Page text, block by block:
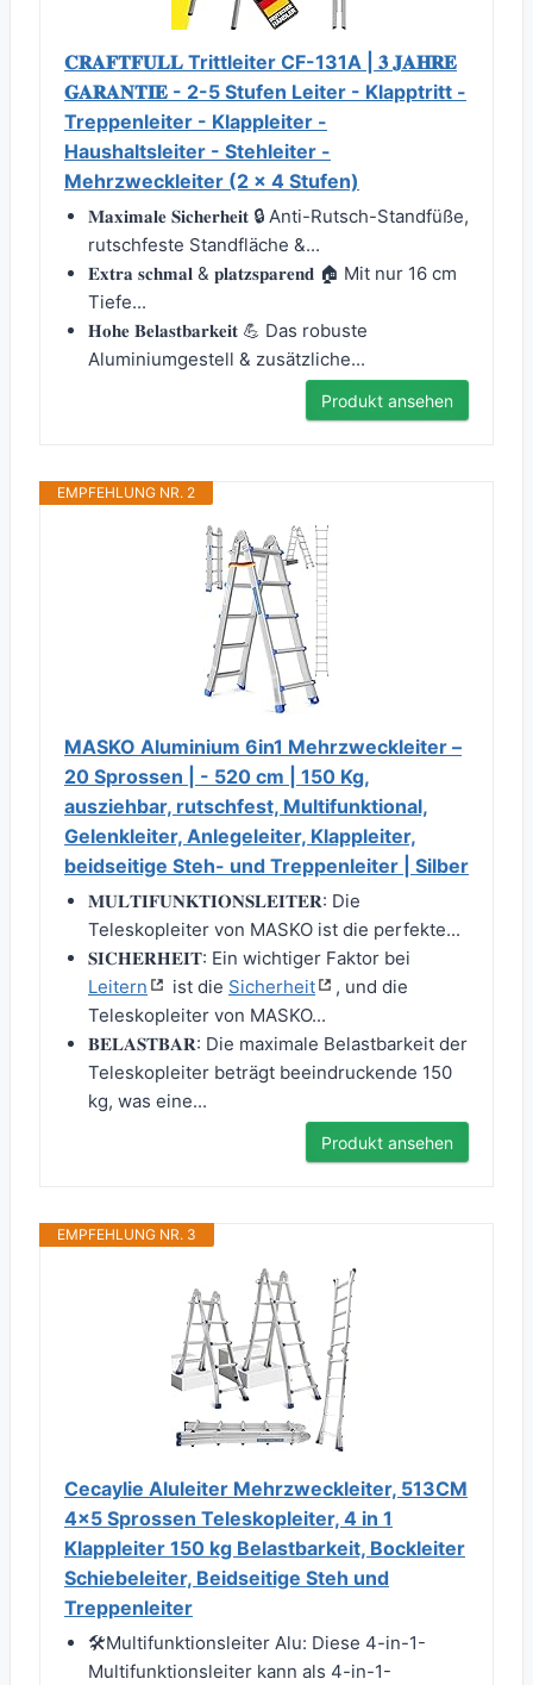
𝐂𝐑𝐀𝐅𝐓𝐅𝐔𝐋𝐋 Trittleiter CF-131A | 𝟑 𝐉𝐀𝐇𝐑𝐄
𝐆𝐀𝐑𝐀𝐍𝐓𝐈𝐄 - 2-5 Stufen Leiter - Klapptritt -
Treppenleiter - Klappleiter -
Haushaltsleiter - Stehleiter -
Mehrzweckleiter (2 x 4 Stufen)
𝐌𝐚𝐱𝐢𝐦𝐚𝐥𝐞 𝐒𝐢𝐜𝐡𝐞𝐫𝐡𝐞𝐢𝐭 🔒 Anti-Rutsch-Standfüße,
rutschfeste Standfläche &...
𝐄𝐱𝐭𝐫𝐚 𝐬𝐜𝐡𝐦𝐚𝐥 & 𝐩𝐥𝐚𝐭𝐳𝐬𝐩𝐚𝐫𝐞𝐧𝐝 🏠 Mit nur 16 cm
Tiefe...
𝐇𝐨𝐡𝐞 𝐁𝐞𝐥𝐚𝐬𝐭𝐛𝐚𝐫𝐤𝐞𝐢𝐭 💪 Das robuste
Aluminiumgestell & zusätzliche...
Produkt ansehen
EMPFEHLUNG NR. 2
MASKO Aluminium 6in1 Mehrzweckleiter –
20 Sprossen | - 520 cm | 150 Kg,
ausziehbar, rutschfest, Multifunktional,
Gelenkleiter, Anlegeleiter, Klappleiter,
beidseitige Steh- und Treppenleiter | Silber
𝐌𝐔𝐋𝐓𝐈𝐅𝐔𝐍𝐊𝐓𝐈𝐎𝐍𝐒𝐋𝐄𝐈𝐓𝐄𝐑: Die
Teleskopleiter von MASKO ist die perfekte...
𝐒𝐈𝐂𝐇𝐄𝐑𝐇𝐄𝐈𝐓: Ein wichtiger Faktor bei
Leitern
ist die Sicherheit
, und die
Teleskopleiter von MASKO...
𝐁𝐄𝐋𝐀𝐒𝐓𝐁𝐀𝐑: Die maximale Belastbarkeit der
Teleskopleiter beträgt beeindruckende 150
kg, was eine...
Produkt ansehen
EMPFEHLUNG NR. 3
Cecaylie Aluleiter Mehrzweckleiter, 513CM
4x5 Sprossen Teleskopleiter, 4 in 1
Klappleiter 150 kg Belastbarkeit, Bockleiter
Schiebeleiter, Beidseitige Steh und
Treppenleiter
🛠️Multifunktionsleiter Alu: Diese 4-in-1-
Multifunktionsleiter kann als 4-in-1-